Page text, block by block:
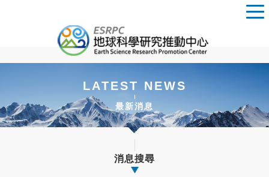
LATEST NEWS
最新消息
消息搜尋